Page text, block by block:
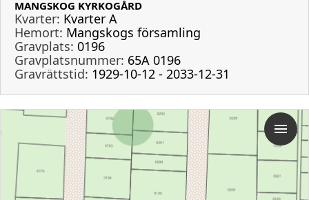
MANGSKOG KYRKOGÅRD
Kvarter: Kvarter A
Hemort: Mangskogs församling
Gravplats: 0196
Gravplatsnummer: 65A 0196
Gravrättstid: 1929-10-12 - 2033-12-31